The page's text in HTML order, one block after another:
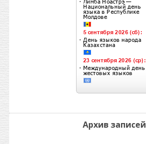
Архив записей